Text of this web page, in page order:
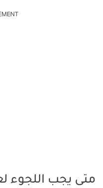
متى يجب اللجوء